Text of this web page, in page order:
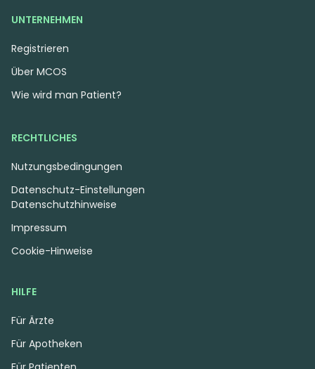
UNTERNEHMEN
Registrieren
Über MCOS
Wie wird man Patient?
HILFE
Für Ärzte
Für Apotheken
RECHTLICHES
Nutzungsbedingungen
Datenschutzhinweise
Impressum
Cookie-Hinweise
Datenschutz-Einstellungen